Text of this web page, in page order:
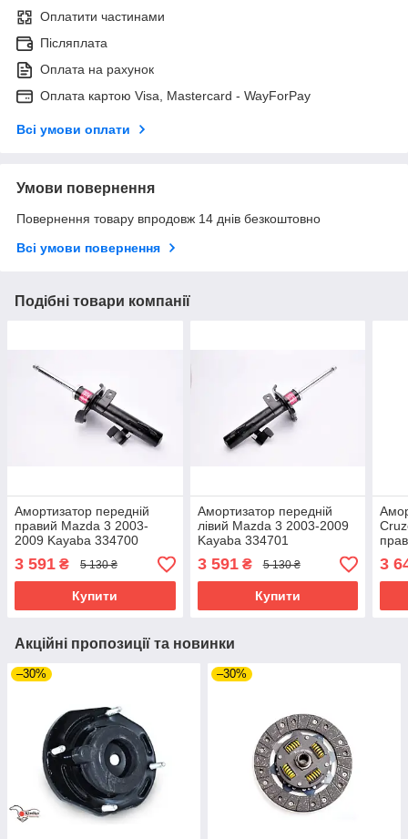
Оплатити частинами
Післяплата
Оплата на рахунок
Оплата картою Visa, Mastercard - WayForPay
Всі умови оплати
Умови повернення
Повернення товару впродовж 14 днів безкоштовно
Всі умови повернення
Подібні товари компанії
Амортизатор передній
правий Mazda 3 2003-
2009 Kayaba 334700
3 591 ₴ 5 130 ₴
Купити
Амортизатор передній
лівий Mazda 3 2003-2009
Kayaba 334701
3 591₴ 5 130 ₴
Купити
3
Акційні пропозиції та новинки
–30% –30%